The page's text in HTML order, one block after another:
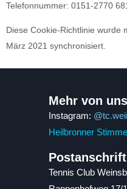
Telefonnummer: 0151-2770
Diese Cookie-Richtlinie wurde
März 2021 synchronisiert.
Mehr von
Instagram:
Heilbronner Stimme
Tennis Club